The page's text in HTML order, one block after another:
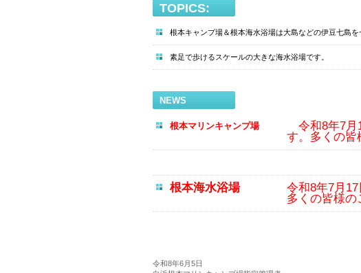
TOPICS:
根本キャンプ場＆根本海水浴場は大島などの伊豆七島
素足で歩けるスケールの大きな海水浴場です。
NEWS
根本マリ ンキャンプ場
令和8年7月
す。多くの皆
根本海水浴場
令和8年7月
多くの皆様の
令和8年6月5日